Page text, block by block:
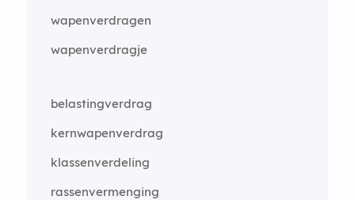
wapenverdragen
wapenverdragje
belastingverdrag
kernwapenverdrag
klassenverdeling
rassenvermenging